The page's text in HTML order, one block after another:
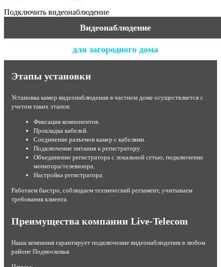
Подключить видеонаблюдение
Видеонаблюдение
для загородного дома
Этапы установки
Установка камер видеонаблюдения в частном доме осуществляется с
учетом таких этапов:
Фиксация компонентов.
Прокладка кабелей.
Соединение разъемов камер с кабелями.
Подключение питания к регистратору.
Объединение регистратора с локальной сетью, подключение
монитора/телевизора.
Настройка регистратора.
Работаем быстро, соблюдаем технический регламент, учитываем
требования клиента.
Преимущества компании Live-Telecom
Наша компания гарантирует подключение видеонаблюдения в любом
районе Подмосковья.